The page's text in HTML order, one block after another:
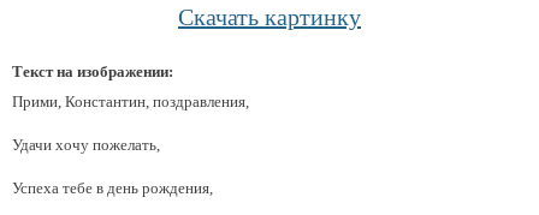
Скачать картинку
Текст на изображении:
Прими, Константин, поздравления,
Удачи хочу пожелать,
Успеха тебе в день рождения,